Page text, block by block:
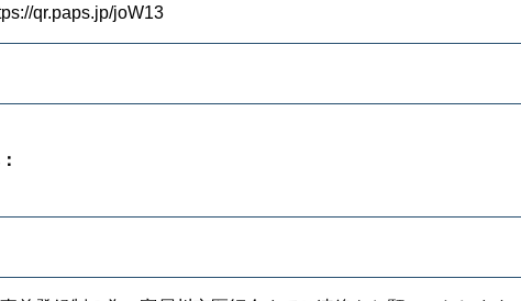
qr.paps.jp/joW13